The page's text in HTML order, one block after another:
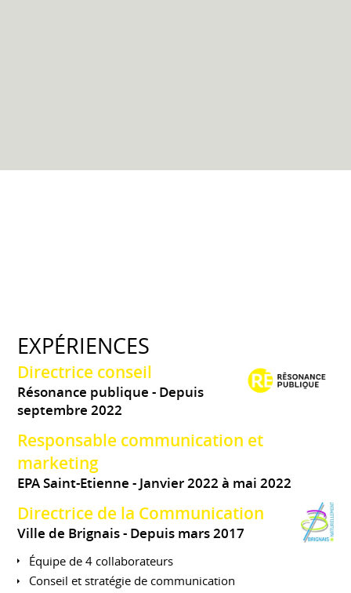
EXPÉRIENCES
Directrice conseil
Résonance publique
Depuis
septembre 2022
Responsable communication et
marketing
EPA Saint-Etienne Janvier 2022 à mai 2022
Directrice de la Communication
Ville de Brignais Depuis mars 2017
Équipe de 4 collaborateurs
Conseil et stratégie de communication